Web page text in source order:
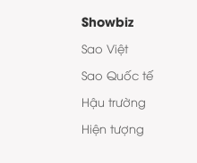
Showbiz
Sao Việt
Sao Quốc tế
Hậu trường
Hiện tượng